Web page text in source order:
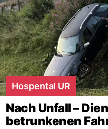
Hospental UR
Nach Unfall –
betrunkenen